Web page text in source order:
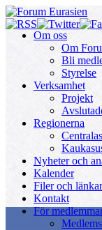
Om oss
Om
Bli
Styrelse
Verksamhet
Projekt
Regionerna
Nyheter och
Kalender
Filer och länkar
Kontakt
För